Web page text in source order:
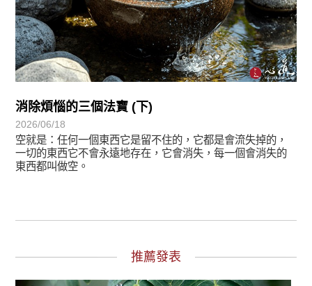
消除煩惱的三個法寶 (下)
2026/06/18
空就是：任何一個東西它是留不住的，它都是會流失掉的，
一切的東西它不會永遠地存在，它會消失，每一個會消失的
東西都叫做空。
推薦發表